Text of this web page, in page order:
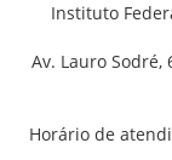
Instituto
Av. Lauro Sodré,
Horário de